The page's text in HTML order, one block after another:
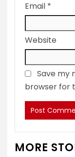
Email *
Website
Save my
browser for
MORE